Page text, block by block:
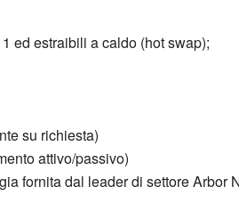
ed estraibili a caldo (hot swap);
su richiesta)
attivo/passivo)
fornita dal leader di settore Arbor